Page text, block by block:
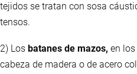
tejidos se tratan con sosa
tensos.
2) Los batanes de mazos, en
cabeza de madera o de acero